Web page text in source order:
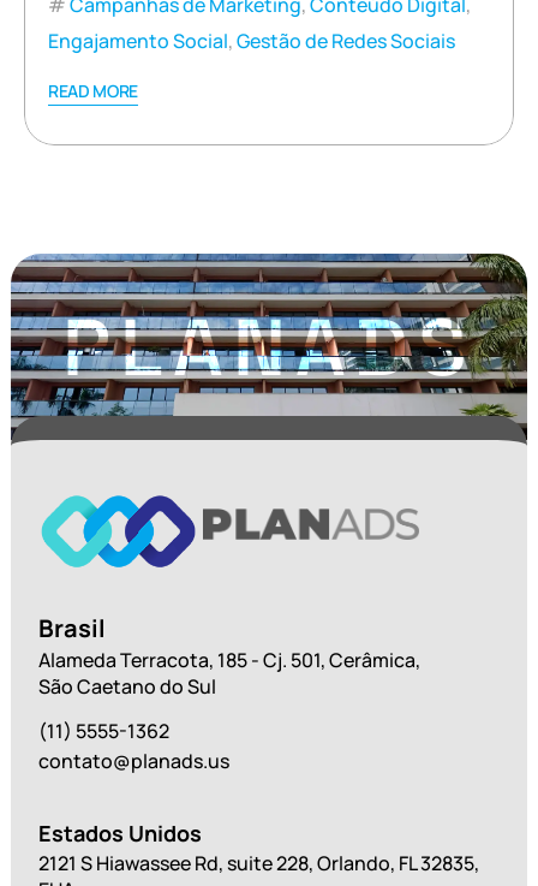
Engajamento Social,Gestão de Redes Sociais
READ MORE
PLANADS
Brasil
Alameda Terracota, 185 - Cj. 501, Cerâmica,
São Caetano do Sul
(11) 5555-1362
contato@planads.us
Estados Unidos
2121 S Hiawassee Rd, suite 228, Orlando, FL 32835,